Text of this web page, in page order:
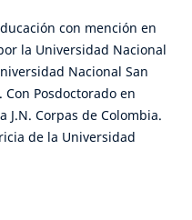
con mención en
la Universidad Nacional
Nacional San
Posdoctorado en
Corpas de Colombia.
de la Universidad